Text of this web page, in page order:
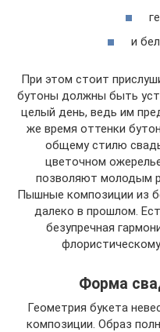
и
При этом стоит
бутоны должны быть
целый день, ведь им
же время оттенки
общему стилю
цветочном
позволяют молодым
Пышные композиции из
далеко в прошлом.
безупречная
Форма
Геометрия букета
композиции. Образ